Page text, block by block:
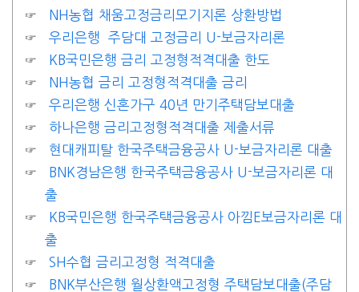
NH농협 채움고정금리모기지론 상환방법
우리은행 주담대 고정금리 U-보금자리론
KB국민은행 금리 고정형적격대출 한도
NH농협 금리 고정형적격대출 금리
우리은행 신혼가구 40년 만기주택담보대출
하나은행 금리고정형적격대출 제출서류
현대캐피탈 한국주택금융공사 U-보금자리론 대출
BNK경남은행 한국주택금융공사 U-보금자리론 대
출
KB국민은행 한국주택금융공사 아낌E보금자리론 대
출
SH수협 금리고정형 적격대출
BNK부산은행 월상환액고정형 주택담보대출(주담